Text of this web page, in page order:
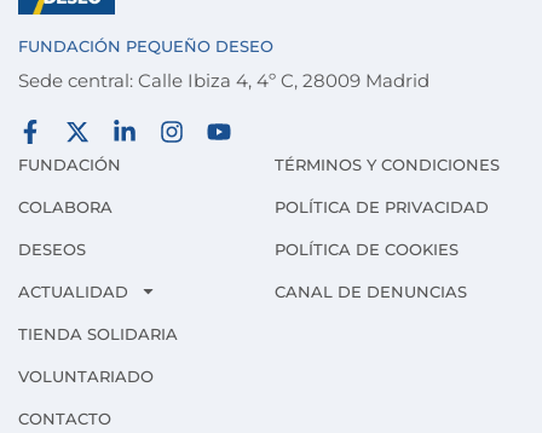
FUNDACIÓN PEQUEÑO DESEO
Sede central: Calle Ibiza 4, 4º C, 28009 Madrid
FUNDACIÓN
COLABORA
DESEOS
ACTUALIDAD
TIENDA SOLIDARIA
VOLUNTARIADO
CONTACTO
TÉRMINOS Y CONDICIONES
POLÍTICA DE PRIVACIDAD
POLÍTICA DE COOKIES
CANAL DE DENUNCIAS